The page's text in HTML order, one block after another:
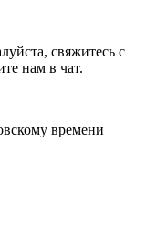
свяжитесь с
нам в чат.
времени